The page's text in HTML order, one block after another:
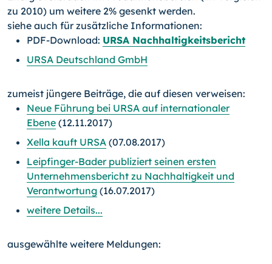
zu 2010) um weitere 2% gesenkt werden.
siehe auch für zusätzliche Informationen:
PDF-Download: URSA Nachhaltigkeitsbericht
URSA Deutschland GmbH
zumeist jüngere Beiträge, die auf diesen verweisen:
Neue Führung bei URSA auf internationaler
Ebene (12.11.2017)
Xella kauft URSA (07.08.2017)
Leipfinger-Bader publiziert seinen ersten
Unternehmensbericht zu Nachhaltigkeit und
Verantwortung (16.07.2017)
weitere Details...
ausgewählte weitere Meldungen: